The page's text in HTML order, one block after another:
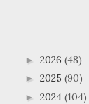
► 2026 (48)
► 2025 (90)
► 2024 (104)